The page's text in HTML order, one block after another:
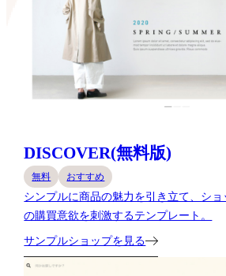
DISCOVER(無料版)
無料 おすすめ
シンプルに商品の魅力を引き立て、シ
の購買意欲を刺激するテンプレート。
サンプルショップを見る